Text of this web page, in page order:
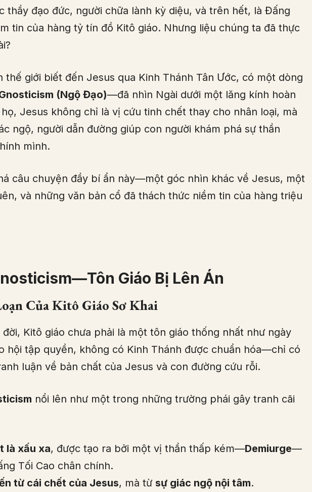
thầy đạo đức, người chữa lành kỳ diệu, và trên hết, là Đấng
tin của hàng tỷ tín đồ Kitô giáo. Nhưng liệu chúng ta đã thực
thế giới biết đến Jesus qua Kinh Thánh Tân Ước, có một dòng
(Ngộ Đạo)—đã nhìn Ngài dưới một lăng kính hoàn
Jesus không chỉ là vị cứu tinh chết thay cho nhân loại, mà
ngộ, người dẫn đường giúp con người khám phá sự thần
mình.
câu chuyện đầy bí ẩn này—một góc nhìn khác về Jesus, một
và những văn bản cổ đã thách thức niềm tin của hàng triệu
Giáo Bị Lên Án
Của Kitô Giáo Sơ Khai
đời, Kitô giáo chưa phải là một tôn giáo thống nhất như ngày
hội tập quyền, không có Kinh Thánh được chuẩn hóa—chỉ có
luận về bản chất của Jesus và con đường cứu rỗi.
nổi lên như một trong những trường phái gây tranh cãi
là xấu xa, được tạo ra bởi một vị thần thấp kém—Demiurge—
Tối Cao chân chính.
từ cái chết của Jesus, mà từ sự giác ngộ nội tâm.